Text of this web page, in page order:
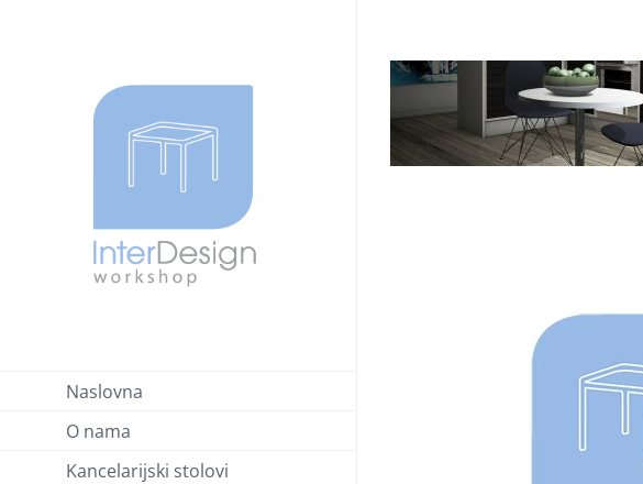
Naslovna
O nama
Kancelarijski stolovi